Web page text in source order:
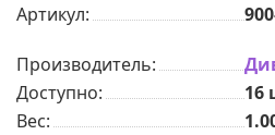
Артикул:
Производитель:
Доступно:
16
Вес: